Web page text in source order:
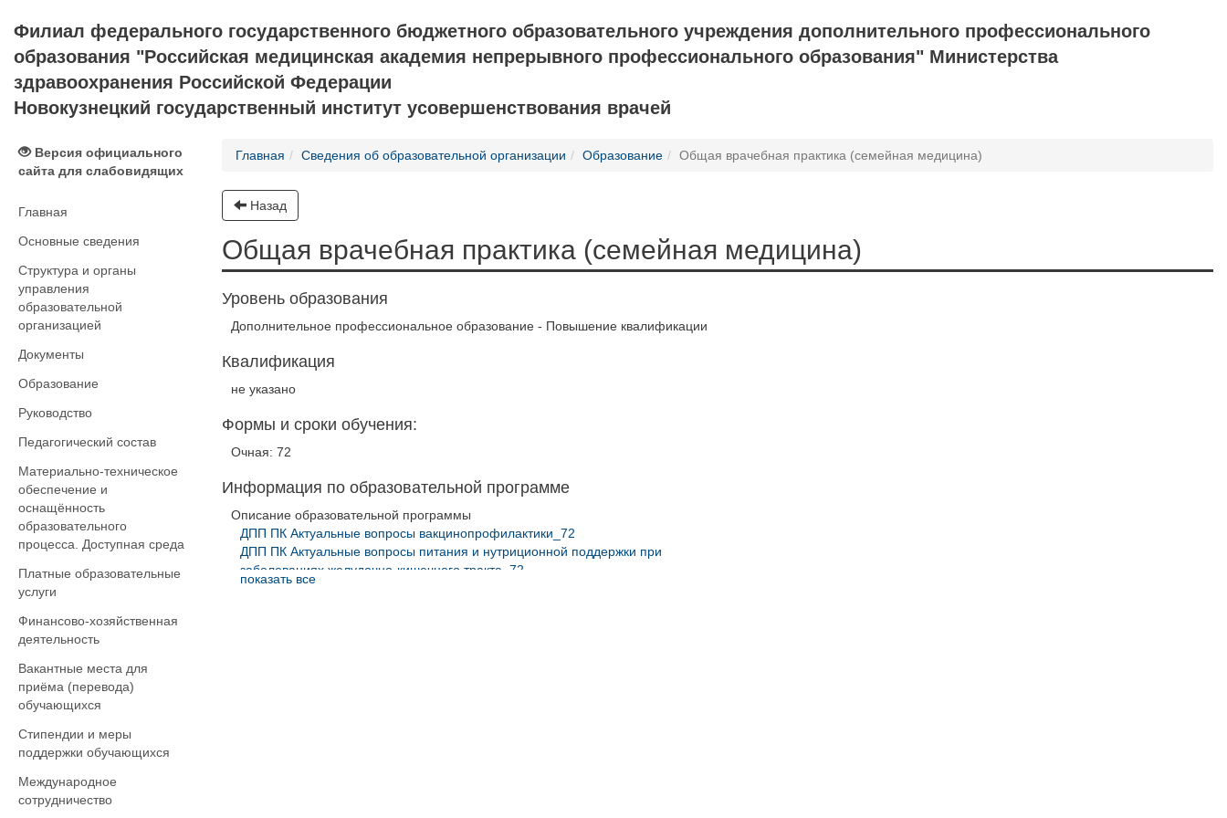
Филиал федерального государственного бюджетного образовательного учреждения дополнительного профессионального
образования "Российская медицинская академия непрерывного профессионального образования" Министерства
здравоохранения Российской Федерации
Новокузнецкий государственный институт усовершенствования врачей
Версия официального
сайта для слабовидящих
Главная
Основные сведения
Структура и органы
управления
образовательной
организацией
Документы
Образование
Руководство
Педагогический состав
Материально-техническое
обеспечение и
оснащённость
образовательного
процесса. Доступная среда
Платные образовательные
услуги
Финансово-хозяйственная
деятельность
Вакантные места для
приёма (перевода)
обучающихся
Стипендии и меры
поддержки обучающихся
Международное
сотрудничество
Главная Сведения об образовательной организации Образование Общая врачебная практика (семейная медицина)
Назад
Общая врачебная практика (семейная медицина)
Уровень образования
Дополнительное профессиональное образование - Повышение квалификации
Квалификация
не указано
Формы и сроки обучения:
Очная: 72
Информация по образовательной программе
Описание образовательной программы
ДПП ПК Актуальные вопросы вакцинопрофилактики_72
ДПП ПК Актуальные вопросы питания и нутриционной поддержки при
заболеваниях желудочно-кишечного тракта_72
показать все